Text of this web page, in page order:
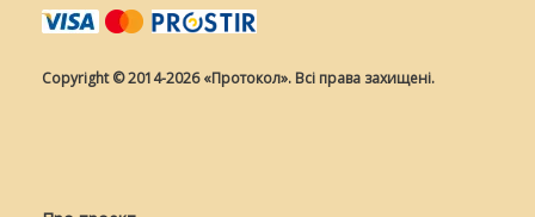
Copyright © 2014-2026 «Протокол». Всі права захищені.